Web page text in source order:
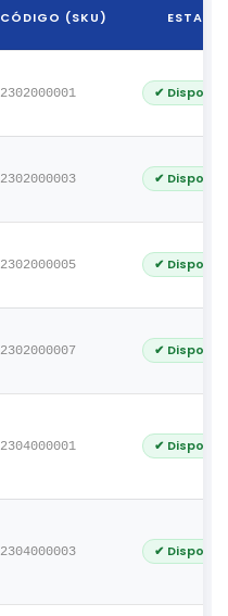
CÓDIGO (SKU) ESTADO
2302000001 ✔
2302000003 ✔
2302000005 ✔
2302000007 ✔
2304000001 ✔
2304000003 ✔